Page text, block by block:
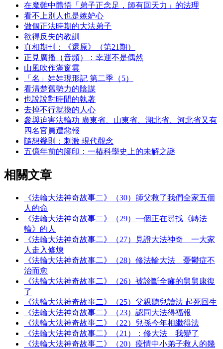
在魔難中體悟「弟子正念足，師有回天力」的法理
看不上別人也是嫉妒心
做個正法時期的大法弟子
欲得反失的教訓
真相期刊：《還原》（第21期）
正見廣播（音頻）：幸運不是偶然
山風吹作滿窗雲
「名」娃娃現形記 第二季（5）
看清楚舊勢力的陰謀
也說說對時間的執著
去掉不行就換的人心
參與迫害法輪功 廣東省、山東省、湖北省、河北省又有
四名官員遭惡報
隨想幾則：刺激 現代觀念
五億年前的腳印：一樁科學史上的未解之謎
相關文章
《法輪大法神奇故事二》（30）師父救了我們全家五個
人的命
《法輪大法神奇故事二》（29）一個正在尋找《轉法
輪》的人
《法輪大法神奇故事二》（27）見證大法神奇 一大家
人走入修煉
《法輪大法神奇故事二》（28）修法輪大法 憂鬱症不
治而愈
《法輪大法神奇故事二》（26）被診斷全癱的舅舅康復
了
《法輪大法神奇故事二》（25）父親聽兒讀法 起死回生
《法輪大法神奇故事二》（23）認同大法得福報
《法輪大法神奇故事二》（22）兒孫今年相繼得法
《法輪大法神奇故事二》（21）：修大法 我變了
《法輪大法神奇故事二》（20）疫情中小弟子救人的幾